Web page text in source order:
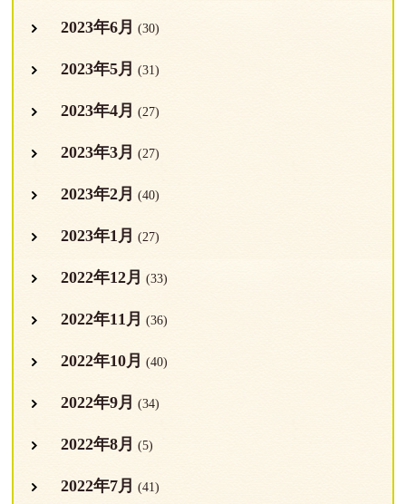
2023年6月 (30)
2023年5月 (31)
2023年4月 (27)
2023年3月 (27)
2023年2月 (40)
2023年1月 (27)
2022年12月 (33)
2022年11月 (36)
2022年10月 (40)
2022年9月 (34)
2022年8月 (5)
2022年7月 (41)